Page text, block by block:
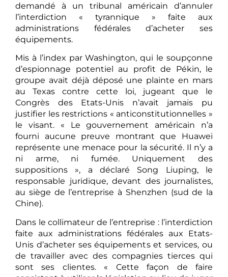
demandé à un tribunal américain d’annuler
l’interdiction « tyrannique » faite aux
administrations fédérales d’acheter ses
équipements.
Mis à l’index par Washington, qui le soupçonne
d’espionnage potentiel au profit de Pékin, le
groupe avait déjà déposé une plainte en mars
au Texas contre cette loi, jugeant que le
Congrès des Etats-Unis n’avait jamais pu
justifier les restrictions « anticonstitutionnelles »
le visant. « Le gouvernement américain n’a
fourni aucune preuve montrant que Huawei
représente une menace pour la sécurité. Il n’y a
ni arme, ni fumée. Uniquement des
suppositions », a déclaré Song Liuping, le
responsable juridique, devant des journalistes,
au siège de l’entreprise à Shenzhen (sud de la
Chine).
Dans le collimateur de l’entreprise : l’interdiction
faite aux administrations fédérales aux Etats-
Unis d’acheter ses équipements et services, ou
de travailler avec des compagnies tierces qui
sont ses clientes. « Cette façon de faire